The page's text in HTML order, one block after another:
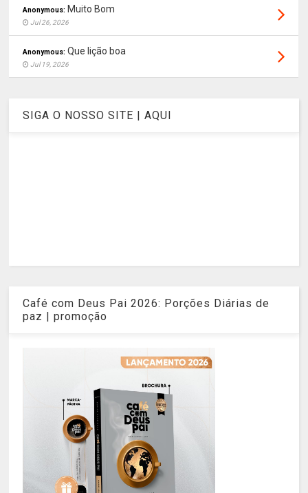
Anonymous: Muito Bom
Jul 26, 2026
Anonymous: Que lição boa
Jul 19, 2026
SIGA O NOSSO SITE | AQUI
Café com Deus Pai 2026: Porções Diárias de
paz | promoção